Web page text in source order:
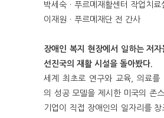
박세숙ㆍ푸르메재활센터 작업치료
이재원ㆍ푸르메재단 전 간사
장애인 복지 현장에서 일하는 저자
선진국의 재활 시설을 돌아봤다.
세계 최초로 연구와 교육, 의료를
의 성공 모델을 제시한 미국의 존
기업이 직접 장애인의 일자리를